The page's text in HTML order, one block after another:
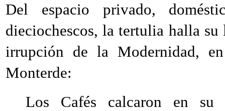
Del espacio privado,
dieciochescos, la tertulia halla
irrupción de la Modernidad,
Monterde:
Los Cafés calcaron en